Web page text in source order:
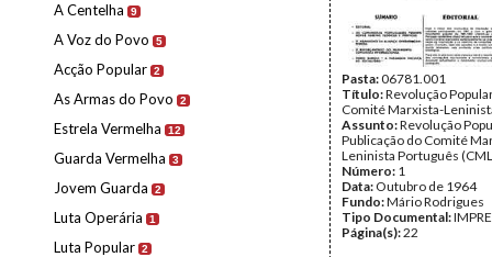
A Centelha 9
A Voz do Povo 5
Acção Popular 2
As Armas do Povo 2
Estrela Vermelha 12
Guarda Vermelha 3
Jovem Guarda 2
Luta Operária 1
Luta Popular 2
Pasta:06781.001
Título:Revolução
Comité Marxista-
Assunto:Revolução
Publicação do Comité
Leninista Português
Número: 1
Data: Outubro de 1964
Fundo:Mário Rodrigues
Tipo Documental:
Página(s):22